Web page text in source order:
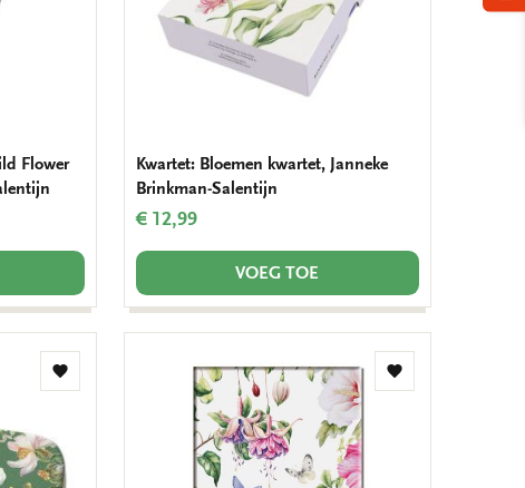
Flower
Kwartet: Bloemen kwartet, Janneke
Brinkman-Salentijn
€ 12,99
VOEG TOE
Toevoegen
Toevoegen